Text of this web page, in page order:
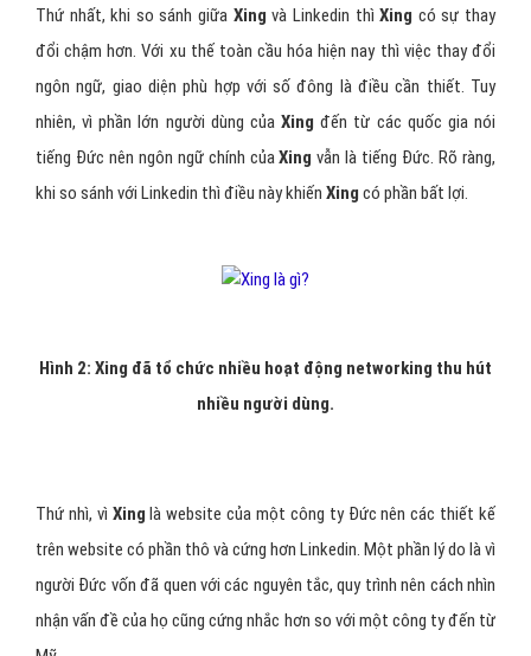
Thứ nhất, khi so sánh giữa Xingvà Linkedin thìXing có sự thay
đổi chậm hơn. Với xu thế toàn cầu hóa hiện nay thì việc thay đổi
ngôn ngữ, giao diện phù hợp với số đông là điều cần thiết. Tuy
nhiên, vì phần lớn người dùng củaXing đến từ các quốc gia nói
tiếng Đức nên ngôn ngữ chính củaXingvẫn là tiếng Đức. Rõ ràng,
khi so sánh với Linkedin thì điều này khiến Xing có phần bất lợi.
Hình 2: Xing đã tổ chức nhiều hoạt động networking thu hút
nhiều người dùng.
Thứ nhì, vì Xing là website của một công ty Đức nên các thiết kế
trên website có phần thô và cứng hơn Linkedin. Một phần lý do là vì
người Đức vốn đã quen với các nguyên tắc, quy trình nên cách nhìn
nhận vấn đề của họ cũng cứng nhắc hơn so với một công ty đến từ